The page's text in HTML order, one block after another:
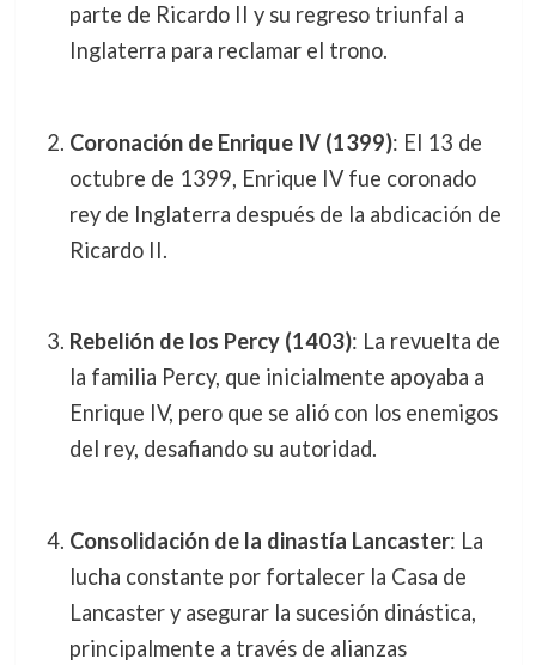
parte de Ricardo II y su regreso triunfal a
Inglaterra para reclamar el trono.
Coronación de Enrique IV (1399): El 13 de
octubre de 1399, Enrique IV fue coronado
rey de Inglaterra después de la abdicación de
Ricardo II.
Rebelión de los Percy (1403): La revuelta de
la familia Percy, que inicialmente apoyaba a
Enrique IV, pero que se alió con los enemigos
del rey, desafiando su autoridad.
Consolidación de la dinastía Lancaster: La
lucha constante por fortalecer la Casa de
Lancaster y asegurar la sucesión dinástica,
principalmente a través de alianzas